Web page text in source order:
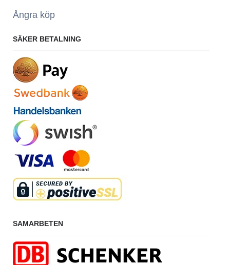
Ångra köp
SÄKER BETALNING
SAMARBETEN